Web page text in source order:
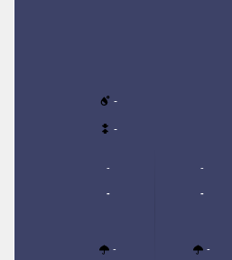
-
-
-
-
-
-
-
-